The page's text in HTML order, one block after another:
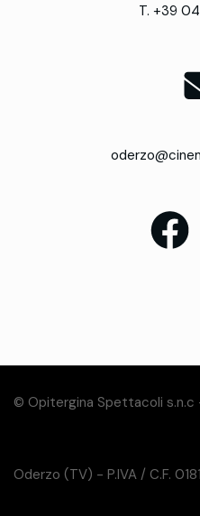
T. +39
© Opitergina Spettacoli s.n.c
Oderzo (TV) - P.IVA / C.F.